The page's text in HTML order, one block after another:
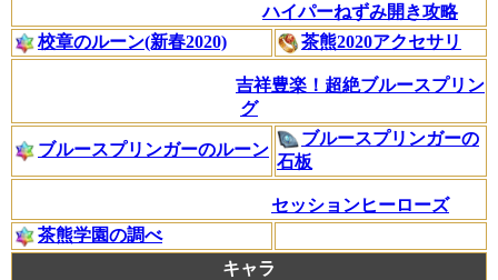
ハイパーねずみ開き攻略
校章のルーン(新春2020)
茶熊2020アクセサリ
吉祥豊楽！超絶ブルースプリン
グ
ブルースプリンガーのルーン
ブルースプリンガーの
石板
セッションヒーローズ
茶熊学園の調べ
キャラ